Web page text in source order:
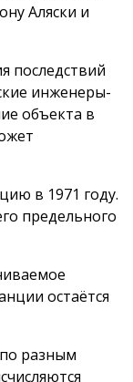
Аляски и
последствий
инженеры-
объекта в
в 1971 году.
предельного
остаётся
разным